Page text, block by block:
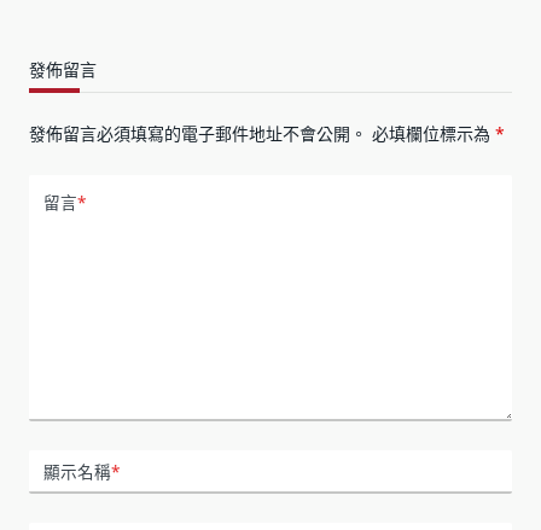
發佈留言
發佈留言必須填寫的電子郵件地址不會公開。 必填欄位標示為 *
留言*
顯示名稱*